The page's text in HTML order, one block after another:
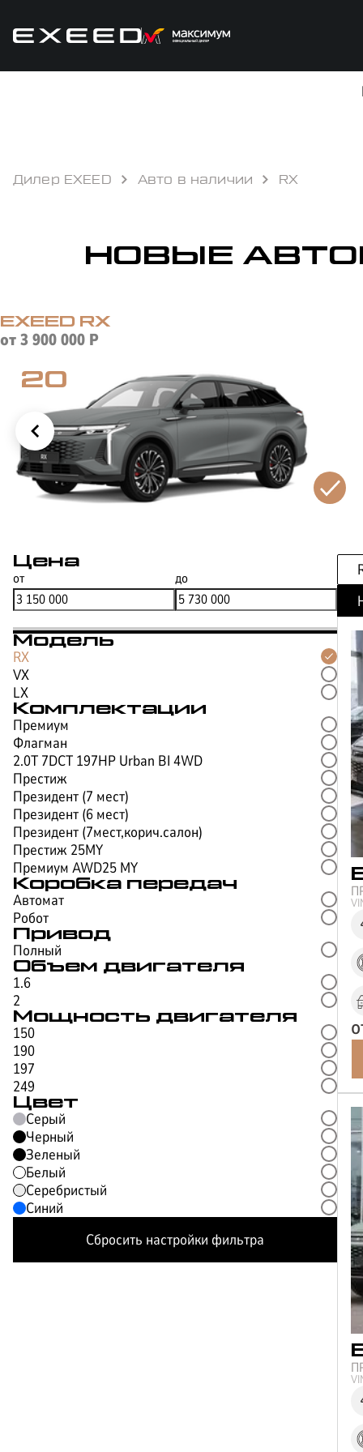
КРЕДИТ
СТРАХОВАНИЕ
Дилер EXEED Авто в наличии RX
НОВЫЕ
EXEED RX
от3 900 000Р
20
Цена
от до
Модель
RX
VX
LX
Комплектации
Премиум
Флагман
2.0T 7DCT 197HP Urban BI 4WD
Престиж
Президент (7 мест)
Президент (6 мест)
Президент (7мест,корич.салон)
Престиж 25MY
Премиум AWD25 MY
Коробка передач
Автомат
Робот
Привод
Полный
Объем двигателя
1.6
2
Мощность двигателя
150
190
197
249
Цвет
Серый
Черный
Зеленый
Белый
Серебристый
Синий
Сбросить настройки фильтра